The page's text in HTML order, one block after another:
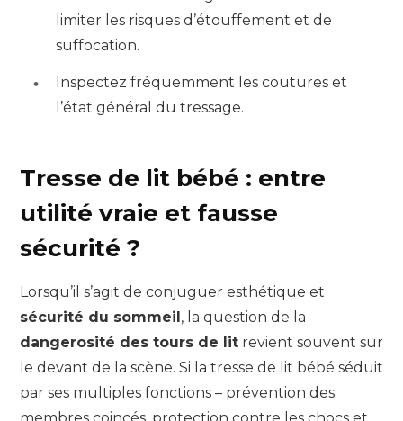
limiter les risques d’étouffement et de
suffocation.
Inspectez fréquemment les coutures et
l’état général du tressage.
Tresse de lit bébé : entre
utilité vraie et fausse
sécurité ?
Lorsqu’il s’agit de conjuguer esthétique et
sécurité du sommeil, la question de la
dangerosité des tours de lit revient souvent sur
le devant de la scène. Si la tresse de lit bébé séduit
par ses multiples fonctions – prévention des